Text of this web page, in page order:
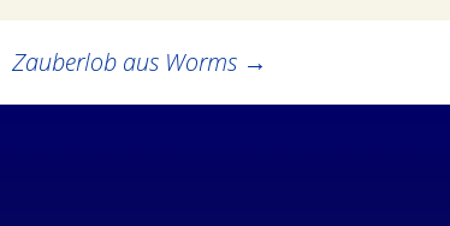
Zauberlob aus Worms →